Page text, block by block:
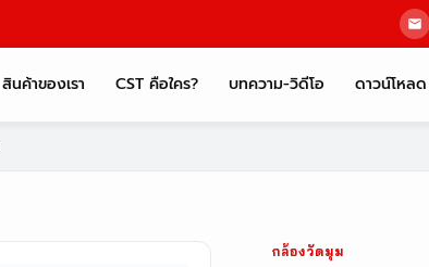
สินค้าของเรา CST คือใคร? บทความ-วิดีโอ ดาวน์โหลด
กล้องวัดมุม